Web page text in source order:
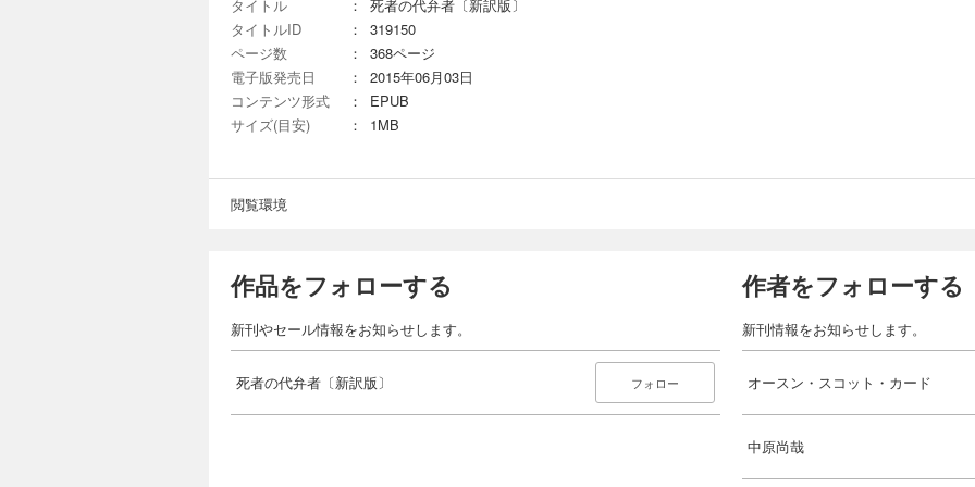
タイトル
：
死者の代弁者〔新訳版〕
タイトルID
：
319150
ページ数
：
368ページ
電子版発売日
：
2015年06月03日
コンテンツ形式
：
EPUB
サイズ(目安)
： 1MB
閲覧環境
作品をフォローする
新刊やセール情報をお知らせします。
死者の代弁者〔新訳版〕 フォロー
作者をフォローする
新刊情報をお知らせします。
オースン・スコット・カード
中原尚哉